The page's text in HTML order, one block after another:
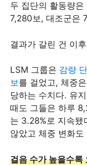
두 집단의 활동량
7,280보, 대조군은
결과가 갈린 건 이
LSM 그룹은 감량
보를 걸었고, 체중
당하는 수치다. 유
때도 그들은 하루
는 3.28%로 지속됐
않았고 체중 변화도
걸음 수가 높을수록